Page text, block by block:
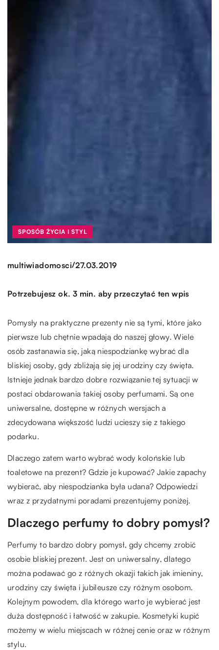
SPOSÓB ŻYCIA I STYL
multiwiadomosci/27.03.2019
Potrzebujesz ok. 3 min. aby przeczytać ten wpis
Pomysły na praktyczne prezenty nie są tymi, które jako
pierwsze lub chętnie wpadają do naszej głowy. Wiele
osób zastanawia się, jaką niespodziankę wybrać dla
bliskiej osoby, gdy zbliżają się jej urodziny czy święta.
Istnieje jednak bardzo dobre rozwiązanie tej sytuacji w
postaci obdarowania takiej osoby perfumami. Są one
uniwersalne, dostępne w różnych wersjach a
zdecydowana większość ludzi ucieszy się z takiego
podarku.
Dlaczego zatem warto wybrać wody kolońskie lub
toaletowe na prezent? Gdzie je kupować? Jakie zapachy
wybierać, aby niespodzianka była udana? Odpowiedzi
wraz z przydatnymi poradami prezentujemy poniżej.
Dlaczego perfumy to dobry pomysł?
Perfumy to bardzo dobry pomysł, gdy chcemy zrobić
osobie bliskiej prezent. Jest on uniwersalny, dlatego
można podawać go z różnych okazji takich jak imieniny,
urodziny czy święta i jubileusze czy różnym osobom.
Kolejnym powodem, dla którego warto je wybierać jest
duża dostępność i łatwość w zakupie. Kosmetyki kupić
możemy w wielu miejscach w różnej cenie oraz w różnym
stylu.